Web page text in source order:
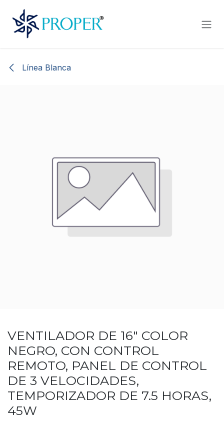
Línea Blanca
VENTILADOR DE 16" COLOR
NEGRO, CON CONTROL
REMOTO, PANEL DE CONTROL
DE 3 VELOCIDADES,
TEMPORIZADOR DE 7.5 HORAS,
45W